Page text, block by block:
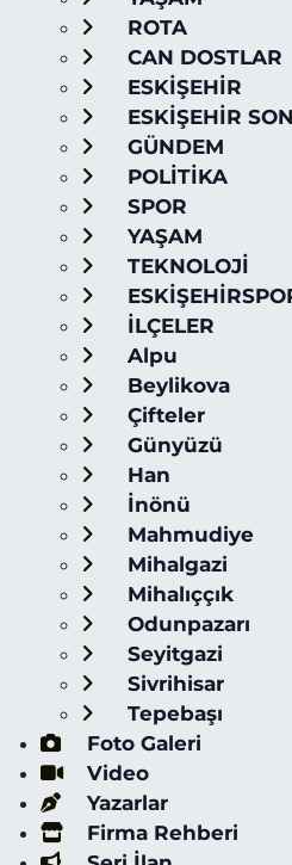
ROTA
CAN DOSTLAR
ESKİŞEHİR
ESKİŞEHİR
GÜNDEM
POLİTİKA
SPOR
YAŞAM
TEKNOLOJİ
İLÇELER
Alpu
Beylikova
Çifteler
Günyüzü
Han
İnönü
Mahmudiye
Mihalgazi
Mihalıççık
Odunpazarı
Seyitgazi
Sivrihisar
Tepebaşı
Foto Galeri
Video
Yazarlar
Firma Rehberi